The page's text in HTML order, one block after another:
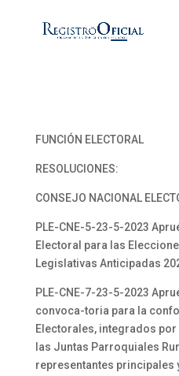
FUNCIÓN ELECTORAL
RESOLUCIONES:
CONSEJO NACIONAL
PLE-CNE-5-23-5-2023
Electoral para las
Legislativas Anticipadas
PLE-CNE-7-23-5-2023
convoca-toria para la
Electorales, integrados
las Juntas Parroquiales
representantes principales